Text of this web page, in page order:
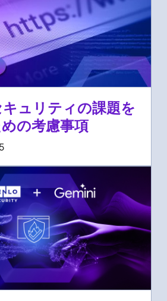
ュリティの課題を
の考慮事項